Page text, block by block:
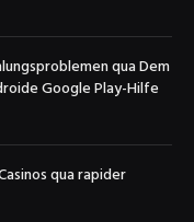
qua Dem
Google Play-Hilfe
qua rapider